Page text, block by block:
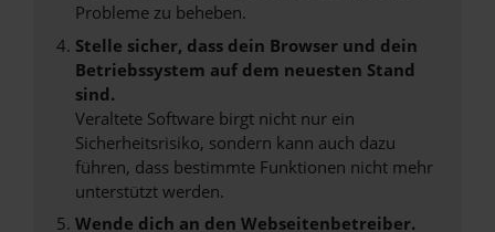
Probleme zu beheben.
Stelle sicher, dass dein Browser und dein
Betriebssystem auf dem neuesten Stand
sind.
Veraltete Software birgt nicht nur ein
Sicherheitsrisiko, sondern kann auch dazu
führen, dass bestimmte Funktionen nicht mehr
unterstützt werden.
Wende dich an den Webseitenbetreiber.